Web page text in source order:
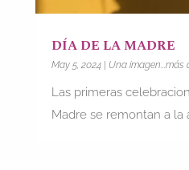
DÍA DE LA MADRE
May 5, 2024| Una imagen...más
Las primeras
Madre se remontan a la